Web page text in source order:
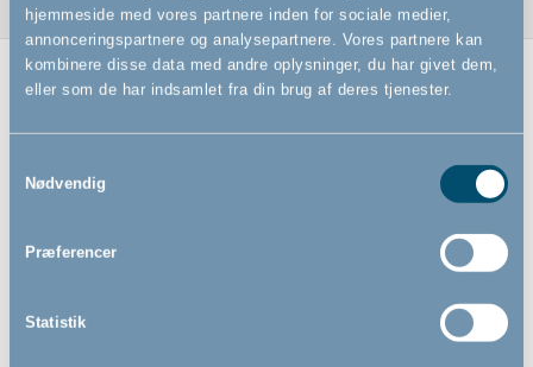
hjemmeside med vores partnere inden for sociale medier,
annonceringspartnere og analysepartnere. Vores partnere kan
kombinere disse data med andre oplysninger, du har givet dem,
eller som de har indsamlet fra din brug af deres tjenester.
Nødvendig
Præferencer
Statistik
Relaterede produkter